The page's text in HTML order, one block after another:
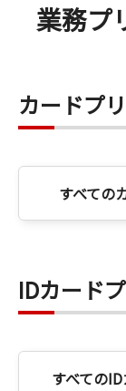
業務プ
カードプ
すべての
IDカード
すべての